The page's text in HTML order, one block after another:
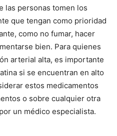
las personas tomen los
que tengan como prioridad
como no fumar, hacer
bien. Para quienes
arterial alta, es importante
si se encuentran en alto
estos medicamentos
o sobre cualquier otra
un médico especialista.